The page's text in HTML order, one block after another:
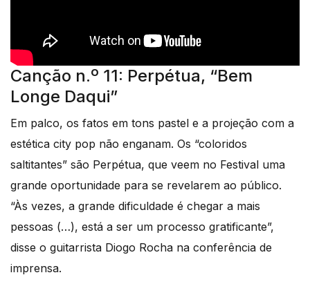
Canção n.º 11: Perpétua, “Bem
Longe Daqui”
Em palco, os fatos em tons pastel e a projeção com a
estética city pop não enganam. Os “coloridos
saltitantes” são Perpétua, que veem no Festival uma
grande oportunidade para se revelarem ao público.
“Às vezes, a grande dificuldade é chegar a mais
pessoas (…), está a ser um processo gratificante”,
disse o guitarrista Diogo Rocha na conferência de
imprensa.